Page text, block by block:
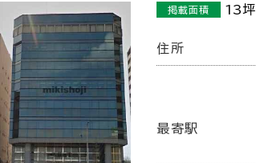
掲載面積 13坪
住所
最寄駅